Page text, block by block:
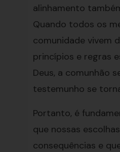
alinhamento
Quando todos os
comunidade vivem
princípios e regras
Deus, a comunhão
testemunho se
Portanto, é
que nossas
consequências e